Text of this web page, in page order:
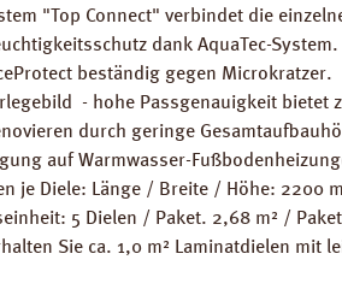
"Top Connect" verbindet die
dank AquaTec-System.
beständig gegen Microkratzer.
- hohe Passgenauigkeit bietet
durch geringe
auf Warmwasser-
je Diele: Länge / Breite / Höhe: 2200
5 Dielen / Paket. 2,68 m² /
Sie ca. 1,0 m² Laminatdielen mit